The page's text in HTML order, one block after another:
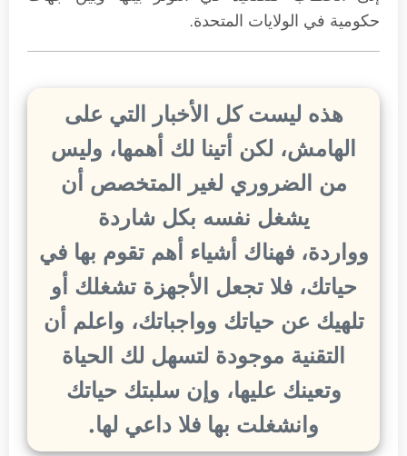
حكومية في الولايات المتحدة.
هذه ليست كل الأخبار التي على
الهامش، لكن أتينا لك أهمها، وليس
من الضروري لغير المتخصص أن
يشغل نفسه بكل شاردة
وواردة، فهناك أشياء أهم تقوم بها في
حياتك، فلا تجعل الأجهزة تشغلك أو
تلهيك عن حياتك وواجباتك، واعلم أن
التقنية موجودة لتسهل لك الحياة
وتعينك عليها، وإن سلبتك حياتك
وانشغلت بها فلا داعي لها.